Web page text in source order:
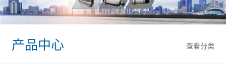
查看分类
产品中心